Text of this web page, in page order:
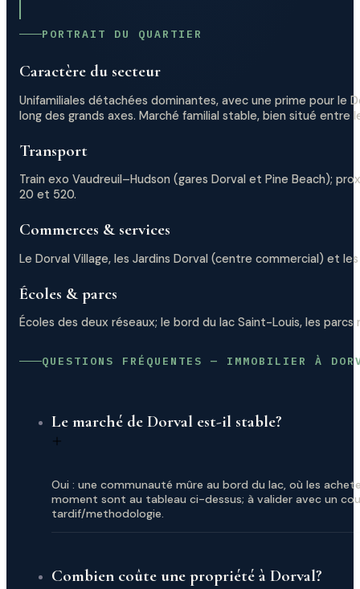
PORTRAIT DU QUARTIER
Caractère du secteur
Unifamiliales détachées dominantes, avec une prime pour le
long des grands axes. Marché familial stable, bien situé entre
Transport
Train exo Vaudreuil–Hudson (gares Dorval et Pine Beach);
20 et 520.
Commerces & services
Le Dorval Village, les Jardins Dorval (centre commercial) et
Écoles & parcs
Écoles des deux réseaux; le bord du lac Saint-Louis, les parcs
QUESTIONS FRÉQUENTES — IMMOBILIER À
Le marché de Dorval est-il stable?
Oui : une communauté mûre au bord du lac, où les
moment sont au tableau ci-dessus; à valider avec un
tardif/methodologie.
Combien coûte une propriété à Dorval?